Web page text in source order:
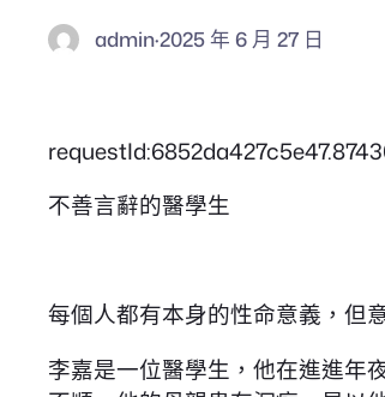
admin·2025 年 6 月 27 日
不善言辭的醫學生
每個人都有本身的性命意義，但
李嘉是一位醫學生，他在進進年